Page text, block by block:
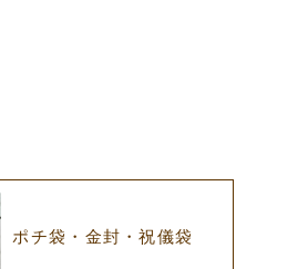
ポチ袋・金封・祝儀袋